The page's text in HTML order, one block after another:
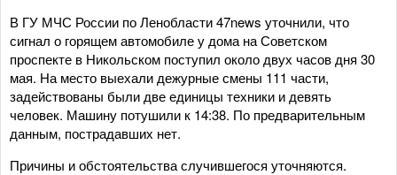
В ГУ МЧС России по Ленобласти 47news уточнили, что
сигнал о горящем автомобиле у дома на Советском
проспекте в Никольском поступил около двух часов дня 30
мая. На место выехали дежурные смены 111 части,
задействованы были две единицы техники и девять
человек. Машину потушили к 14:38. По предварительным
данным, пострадавших нет.
Причины и обстоятельства случившегося уточняются.